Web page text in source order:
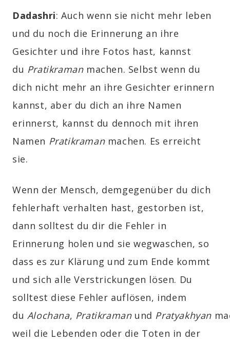
Dadashri: Auch wenn sie nicht mehr leben
und du noch die Erinnerung an ihre
Gesichter und ihre Fotos hast, kannst
du Pratikramanmachen. Selbst wenn du
dich nicht mehr an ihre Gesichter erinnern
kannst, aber du dich an ihre Namen
erinnerst, kannst du dennoch mit ihren
Namen Pratikramanmachen. Es erreicht
sie.
Wenn der Mensch, demgegenüber du dich
fehlerhaft verhalten hast, gestorben ist,
dann solltest du dir die Fehler in
Erinnerung holen und sie wegwaschen, so
dass es zur Klärung und zum Ende kommt
und sich alle Verstrickungen lösen. Du
solltest diese Fehler auflösen, indem
du Alochana, Pratikramanund Pratyakhyan
weil die Lebenden oder die Toten in der